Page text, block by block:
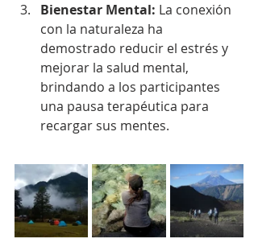
Bienestar Mental: La conexión
con la naturaleza ha
demostrado reducir el estrés y
mejorar la salud mental,
brindando a los participantes
una pausa terapéutica para
recargar sus mentes.